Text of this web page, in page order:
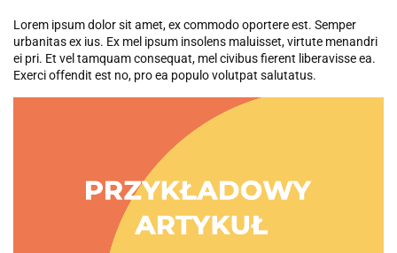
Lorem ipsum dolor sit amet, ex commodo oportere est. Semper
urbanitas ex ius. Ex mel ipsum insolens maluisset, virtute menandri
ei pri. Et vel tamquam consequat, mel civibus fierent liberavisse ea.
Exerci offendit est no, pro ea populo volutpat salutatus.